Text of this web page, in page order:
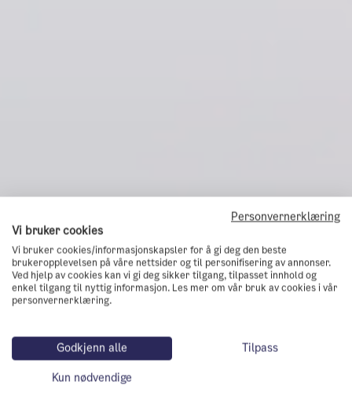
Personvernerklæring
Vi bruker cookies
Vi bruker cookies/informasjonskapsler for å gi deg den beste
brukeropplevelsen på våre nettsider og til personifisering av annonser.
Ved hjelp av cookies kan vi gi deg sikker tilgang, tilpasset innhold og
enkel tilgang til nyttig informasjon. Les mer om vår bruk av cookies i vår
personvernerklæring.
Godkjenn alle
Tilpass
Kun nødvendige